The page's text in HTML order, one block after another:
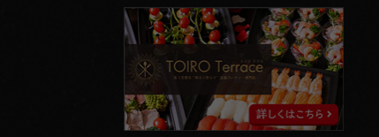
ト
イ
ロ
ス